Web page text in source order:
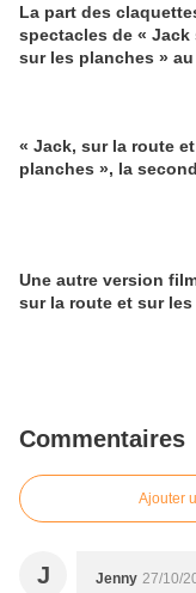
La part des
spectacles de « Jack
sur les planches »
« Jack, sur la route
planches », la
Une autre version
sur la route et sur
Commentaires
Ajouter
J Jenny 27/10/